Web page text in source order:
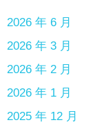
2026 年 6 月
2026 年 3 月
2026 年 2 月
2026 年 1 月
2025 年 12 月